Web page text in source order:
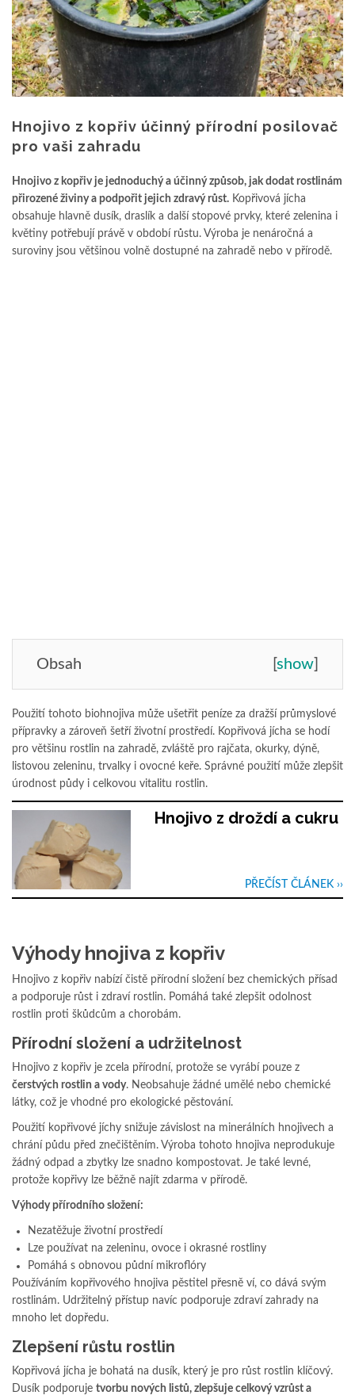
Hnojivo z kopřiv účinný přírodní posilovač
pro vaši zahradu
Hnojivo z kopřiv je jednoduchý a účinný způsob, jak dodat rostlinám
přirozené živiny a podpořit jejich zdravý růst. Kopřivová jícha
obsahuje hlavně dusík, draslík a další stopové prvky, které zelenina i
květiny potřebují právě v období růstu. Výroba je nenáročná a
suroviny jsou většinou volně dostupné na zahradě nebo v přírodě.
Obsah [show]
Použití tohoto biohnojiva může ušetřit peníze za dražší průmyslové
přípravky a zároveň šetří životní prostředí. Kopřivová jícha se hodí
pro většinu rostlin na zahradě, zvláště pro rajčata, okurky, dýně,
listovou zeleninu, trvalky i ovocné keře. Správné použití může zlepšit
úrodnost půdy i celkovou vitalitu rostlin.
Hnojivo z droždí a cukru
PŘEČÍST ČLÁNEK ››
Výhody hnojiva z kopřiv
Hnojivo z kopřiv nabízí čistě přírodní složení bez chemických přísad
a podporuje růst i zdraví rostlin. Pomáhá také zlepšit odolnost
rostlin proti škůdcům a chorobám.
Přírodní složení a udržitelnost
Hnojivo z kopřiv je zcela přírodní, protože se vyrábí pouze z
čerstvých rostlin a vody. Neobsahuje žádné umělé nebo chemické
látky, což je vhodné pro ekologické pěstování.
Použití kopřivové jíchy snižuje závislost na minerálních hnojivech a
chrání půdu před znečištěním. Výroba tohoto hnojiva neprodukuje
žádný odpad a zbytky lze snadno kompostovat. Je také levné,
protože kopřivy lze běžně najít zdarma v přírodě.
Výhody přírodního složení:
Nezatěžuje životní prostředí
Lze používat na zeleninu, ovoce i okrasné rostliny
Pomáhá s obnovou půdní mikroflóry
Používáním kopřivového hnojiva pěstitel přesně ví, co dává svým
rostlinám. Udržitelný přístup navíc podporuje zdraví zahrady na
mnoho let dopředu.
Zlepšení růstu rostlin
Kopřivová jícha je bohatá na dusík, který je pro růst rostlin klíčový.
Dusík podporuje tvorbu nových listů, zlepšuje celkový vzrůst a